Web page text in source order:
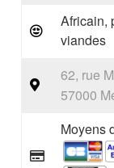
Africain,
viandes
62, rue
57000
Moyens